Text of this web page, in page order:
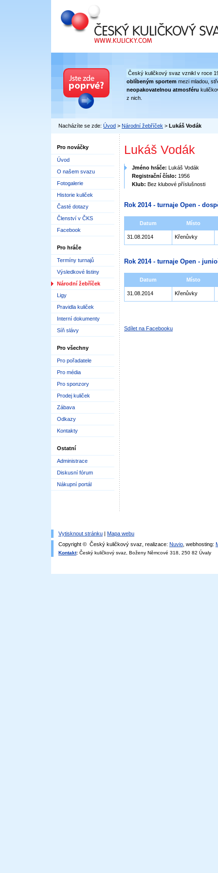
Český kuličkový svaz
Český kuličkový svaz vznikl v roce
oblíbeným sportem mezi mladou,
neopakovatelnou atmosféru
z nich.
Nacházíte se zde: Úvod > Národní žebříček > Lukáš Vodák
Pro nováčky
Úvod
O našem svazu
Fotogalerie
Historie kuliček
Časté dotazy
Členství v ČKS
Facebook
Pro hráče
Termíny turnajů
Výsledkové listiny
Národní žebříček
Ligy
Pravidla kuliček
Interní dokumenty
Síň slávy
Pro všechny
Pro pořadatele
Pro média
Pro sponzory
Prodej kuliček
Zábava
Odkazy
Kontakty
Ostatní
Administrace
Diskusní fórum
Nákupní portál
Lukáš Vodák
Jméno hráče: Lukáš Vodák
Registrační číslo: 1956
Klub: Bez klubové příslušnosti
Rok 2014 - turnaje Open -
Datum Místo
31.08.2014 Křenůvky
Rok 2014 - turnaje Open -
Datum Místo
31.08.2014 Křenůvky
Sdílet na Facebooku
Vytisknout stránku | Mapa webu
Copyright © Český kuličkový svaz, realizace: Nuvio , webhosting:
Kontakt: Český kuličkový svaz, Boženy Němcové 318, 250 82 Úvaly